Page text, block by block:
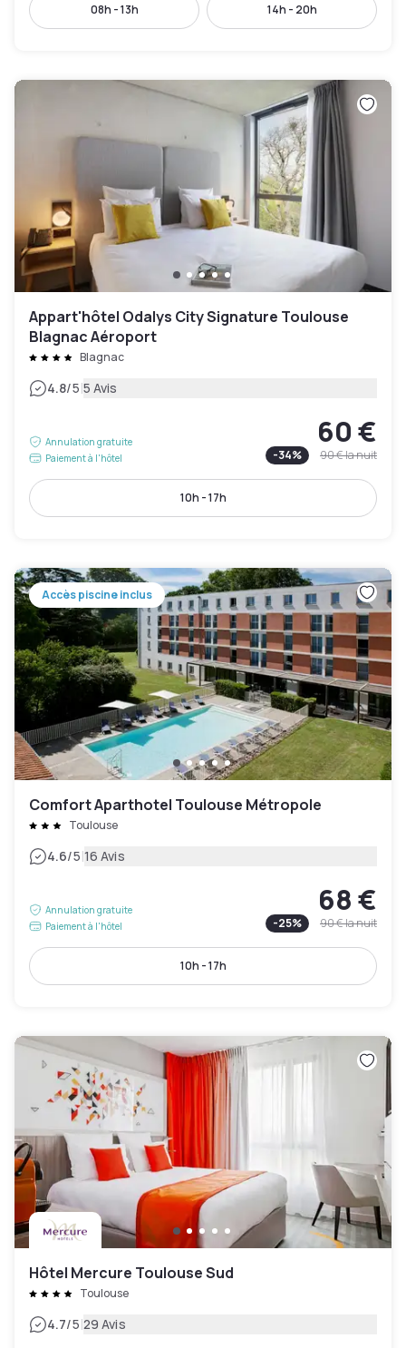
08h - 13h 14h - 20h
Appart'hôtel Odalys City Signature Toulouse
Blagnac Aéroport
Blagnac
4.8/5|5 Avis
Annulation gratuite
Paiement à l'hôtel
60 €
-34% 90 €la nuit
10h - 17h
Accès piscine inclus
Comfort Aparthotel Toulouse Métropole
Toulouse
4.6/5|16 Avis
Annulation gratuite
Paiement à l'hôtel
68 €
-25% 90 €la nuit
10h - 17h
Hôtel Mercure Toulouse Sud
Toulouse
4.7/5|29 Avis